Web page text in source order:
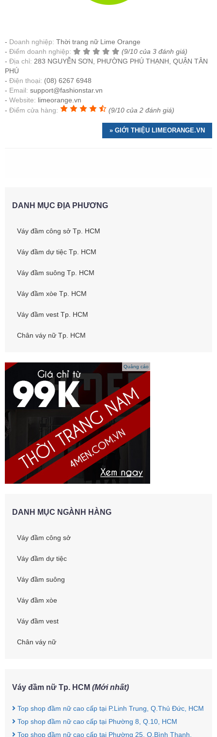
Doanh nghiệp: Thời trang nữ Lime Orange
Điểm doanh nghiệp:
(9/10 của 3 đánh giá)
Địa chỉ: 283 NGUYỄN SƠN, PHƯỜNG PHÚ THẠNH, QUẬN TÂN
PHÚ
Điện thoại: (08) 6267 6948
Email: support@fashionstar.vn
Website: limeorange.vn
Điểm cửa hàng:
(9/10 của 2 đánh giá)
» GIỚI THIỆU LIMEORANGE.VN
DANH MỤC ĐỊA PHƯƠNG
Váy đầm công sở Tp. HCM
Váy đầm dự tiệc Tp. HCM
Váy đầm suông Tp. HCM
Váy đầm xòe Tp. HCM
Váy đầm vest Tp. HCM
Chân váy nữ Tp. HCM
Quảng cáo
DANH MỤC NGÀNH HÀNG
Váy đầm công sở
Váy đầm dự tiệc
Váy đầm suông
Váy đầm xòe
Váy đầm vest
Chân váy nữ
Váy đầm nữ Tp. HCM (Mới nhất)
Top shop đầm nữ cao cấp tại P.Linh Trung, Q.Thủ Đức, HCM
Top shop đầm nữ cao cấp tại Phường 8, Q.10, HCM
Top shop đầm nữ cao cấp tại Phường 25, Q.Bình Thạnh,